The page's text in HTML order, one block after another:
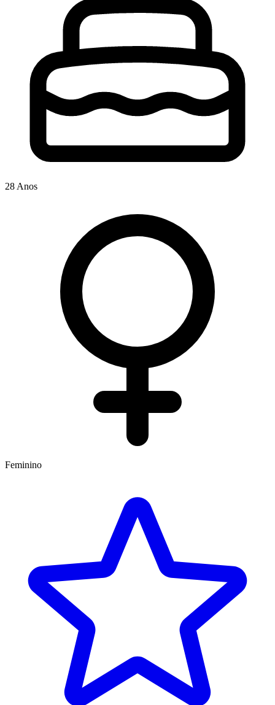
28 Anos
Feminino